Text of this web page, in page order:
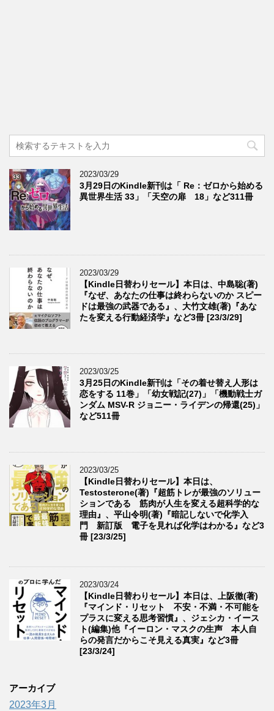
2023/03/29
3月29日のKindle新刊は「 Re：ゼロから始める
異世界生活 33」「天空の扉 18」など311冊
2023/03/29
【Kindle日替わりセール】本日は、中島聡(著)
『なぜ、あなたの仕事は終わらないのか スピー
ドは最強の武器である』、大竹文雄(著)『あな
たを変える行動経済学』など3冊 [23/3/29]
2023/03/25
3月25日のKindle新刊は「その着せ替え人形は
恋をする 11巻」「幼女戦記(27)」「機動戦士ガ
ンダム MSV-R ジョニー・ライデンの帰還(25)」
など511冊
2023/03/25
【Kindle日替わりセール】本日は、
Testosterone(著)『超筋トレが最強のソリュー
ションである 筋肉が人生を変える超科学的な
理由』、平山令明(著)『暗記しないで化学入
門 新訂版 電子を見れば化学はわかる』など3
冊 [23/3/25]
2023/03/24
【Kindle日替わりセール】本日は、上阪徹(著)
『マインド・リセット 不安・不満・不可能を
プラスに変える思考習慣』、ジェシカ・イース
ト(編集)他『イーロン・マスクの生声 本人自
らの発言だからこそ見える真実』など3冊
[23/3/24]
アーカイブ
2023年3月